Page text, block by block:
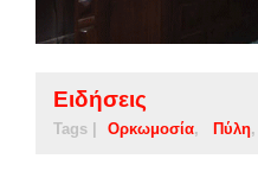
Ειδήσεις
Tags | Ορκωμοσία Πύλη